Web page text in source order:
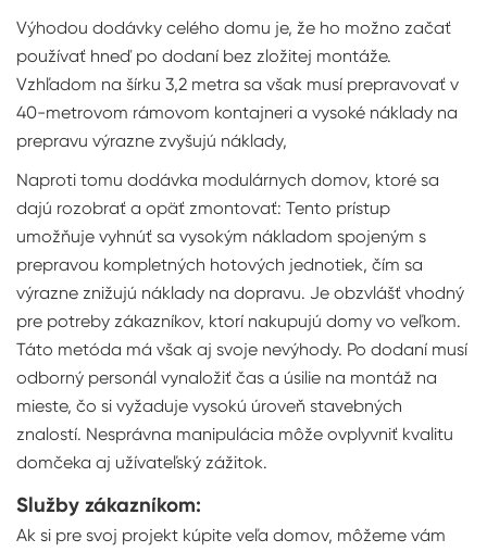
Výhodou dodávky celého domu je, že ho možno začať
používať hneď po dodaní bez zložitej montáže.
Vzhľadom na šírku 3,2 metra sa však musí prepravovať v
40-metrovom rámovom kontajneri a vysoké náklady na
prepravu výrazne zvyšujú náklady,
Naproti tomu dodávka modulárnych domov, ktoré sa
dajú rozobrať a opäť zmontovať: Tento prístup
umožňuje vyhnúť sa vysokým nákladom spojeným s
prepravou kompletných hotových jednotiek, čím sa
výrazne znižujú náklady na dopravu. Je obzvlášť vhodný
pre potreby zákazníkov, ktorí nakupujú domy vo veľkom.
Táto metóda má však aj svoje nevýhody. Po dodaní musí
odborný personál vynaložiť čas a úsilie na montáž na
mieste, čo si vyžaduje vysokú úroveň stavebných
znalostí. Nesprávna manipulácia môže ovplyvniť kvalitu
domčeka aj užívateľský zážitok.
Služby zákazníkom:
Ak si pre svoj projekt kúpite veľa domov, môžeme vám